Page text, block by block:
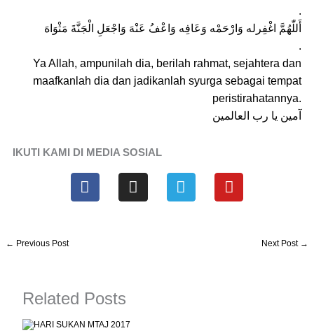
.
أَللّٰهُمَّ اغْفِرله وَارْحَمْه وَعَافِه وَاعْفُ عَنْهَ وَاجْعَلِ الْجَنَّةَ مَثْوَاهَ
.
Ya Allah, ampunilah dia, berilah rahmat, sejahtera dan
maafkanlah dia dan jadikanlah syurga sebagai tempat
peristirahatannya.
آمين يا رب العالمين
IKUTI KAMI DI MEDIA SOSIAL
F
a
k
I
n
T
e
Y
o
← Previous Post Next Post →
Related Posts